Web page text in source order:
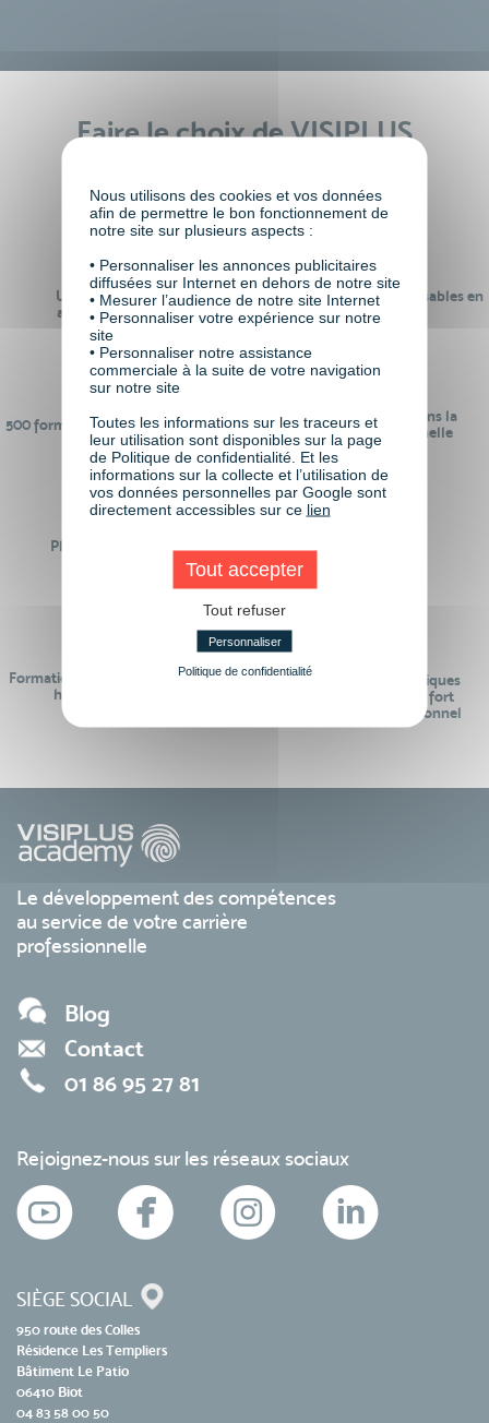
Faire le choix de VISIPLUS
Un réseau de 22 000
anciens participants
100% des formations réalisables en
digital learning
500 formations pour se préparer au
monde de demain
24 ans d'expérience dans la
formation professionnelle
Plus de 50 formations
Des intervenants
Formations réalisables pendant ou
hors temps de travail
Des contenus pédagogiques
« de pointe » et en lien fort
avec le monde professionnel
Le développement des compétences
au service de votre carrière
professionnelle
Blog
Contact
01 86 95 27 81
Rejoignez-nous sur les réseaux sociaux
SIÈGE SOCIAL
950 route des Colles
Résidence Les Templiers
Bâtiment Le Patio
06410 Biot
04 83 58 00 50
Nous utilisons des cookies et vos données
afin de permettre le bon fonctionnement de
notre site sur plusieurs aspects :
• Personnaliser les annonces publicitaires
diffusées sur Internet en dehors de notre site
• Mesurer l’audience de notre site Internet
• Personnaliser votre expérience sur notre
site
• Personnaliser notre assistance
commerciale à la suite de votre navigation
sur notre site
Toutes les informations sur les traceurs et
leur utilisation sont disponibles sur la page
de Politique de confidentialité. Et les
informations sur la collecte et l’utilisation de
vos données personnelles par Google sont
directement accessibles sur ce lien
Tout accepter
Tout refuser
Personnaliser
Politique de confidentialité